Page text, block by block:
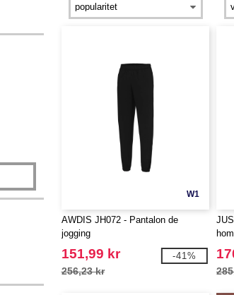
W1
AWDIS JH072 - Pantalon de
jogging
151,99 kr
256,23 kr
-41%